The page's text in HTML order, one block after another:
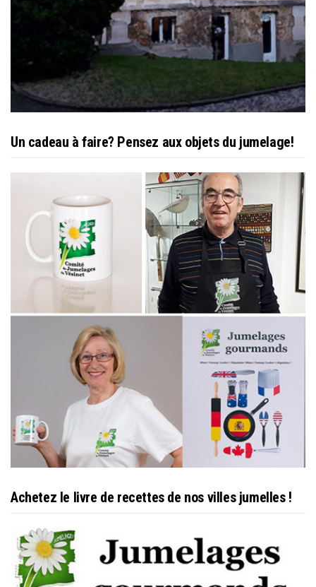
Un cadeau à faire? Pensez aux objets du jumelage!
Achetez le livre de recettes de nos villes jumelles !